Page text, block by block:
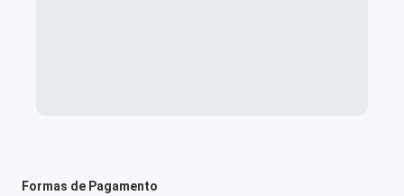
Formas de Pagamento